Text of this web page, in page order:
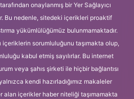
onaylanmış bir Yer Sağlayıcı
Bu nedenle, sitedeki içerikleri proaktif
yükümlülüğümüz bulunmamaktadır.
içeriklerin sorumluluğunu taşımakta olup,
kabul etmiş sayılırlar. Bu internet
veya şahıs şirketi ile hiçbir bağlantısı
kendi hazırladığımız makaleler
alan içerikler haber niteliği taşımamakta